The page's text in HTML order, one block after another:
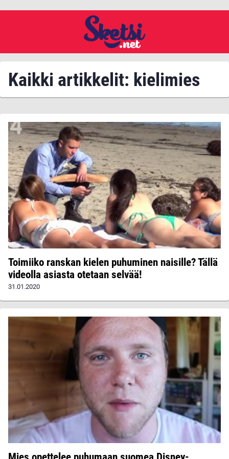
Kaikki artikkelit: kielimies
Toimiiko ranskan kielen puhuminen naisille? Tällä
videolla asiasta otetaan selvää!
31.01.2020